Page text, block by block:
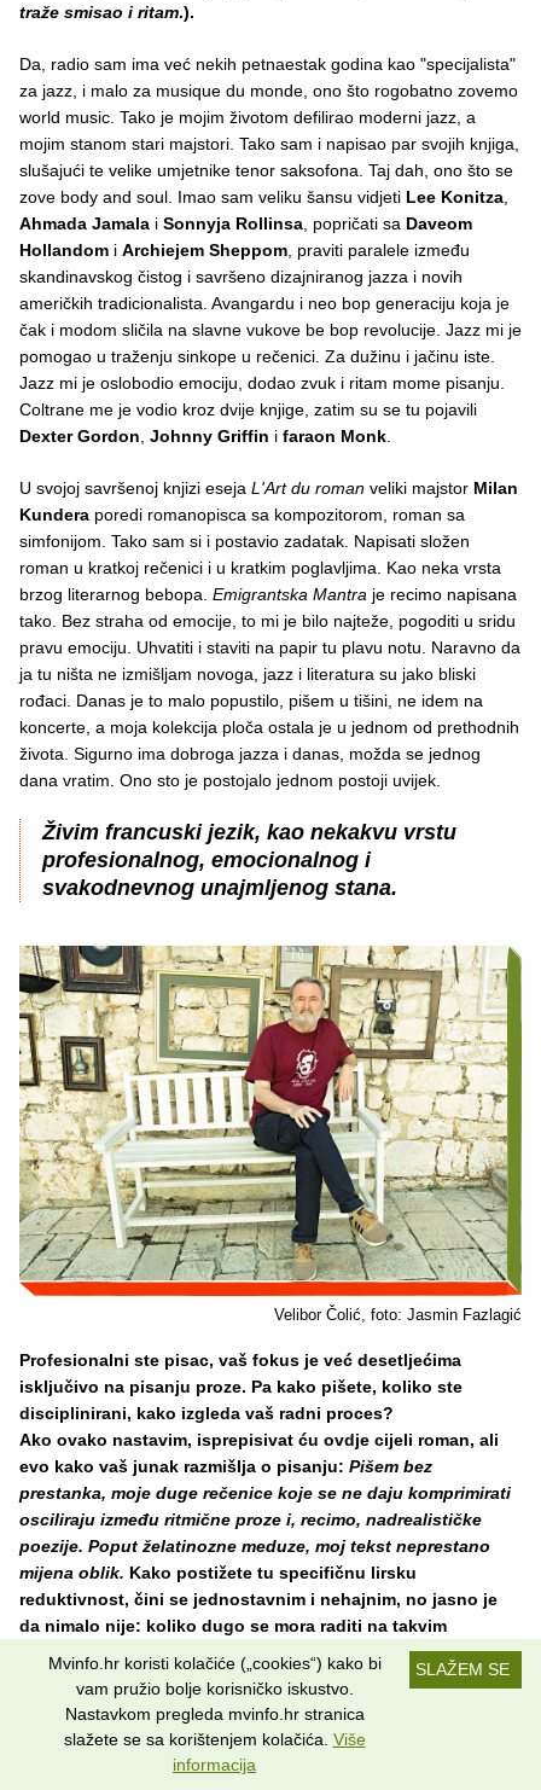
traže smisao i ritam.).
Da, radio sam ima već nekih petnaestak godina kao "specijalista"
za jazz, i malo za musique du monde, ono što rogobatno zovemo
world music. Tako je mojim životom defilirao moderni jazz, a
mojim stanom stari majstori. Tako sam i napisao par svojih knjiga,
slušajući te velike umjetnike tenor saksofona. Taj dah, ono što se
zove body and soul. Imao sam veliku šansu vidjeti Lee Konitza
Ahmada Jamala i Sonnyja Rollinsa , popričati sa Daveom
Hollandom i Archiejem Sheppom , praviti paralele između
skandinavskog čistog i savršeno dizajniranog jazza i novih
američkih tradicionalista. Avangardu i neo bop generaciju koja je
čak i modom sličila na slavne vukove be bop revolucije. Jazz mi je
pomogao u traženju sinkope u rečenici. Za dužinu i jačinu iste.
Jazz mi je oslobodio emociju, dodao zvuk i ritam mome pisanju.
Coltrane me je vodio kroz dvije knjige, zatim su se tu pojavili
Dexter Gordon Johnny Griffin i faraon Monk
U svojoj savršenoj knjizi eseja L'Art du roman veliki majstor Milan
Kundera poredi romanopisca sa kompozitorom, roman sa
simfonijom. Tako sam si i postavio zadatak. Napisati složen
roman u kratkoj rečenici i u kratkim poglavljima. Kao neka vrsta
brzog literarnog bebopa. Emigrantska Mantra je recimo napisana
tako. Bez straha od emocije, to mi je bilo najteže, pogoditi u sridu
pravu emociju. Uhvatiti i staviti na papir tu plavu notu. Naravno da
ja tu ništa ne izmišljam novoga, jazz i literatura su jako bliski
rođaci. Danas je to malo popustilo, pišem u tišini, ne idem na
koncerte, a moja kolekcija ploča ostala je u jednom od prethodnih
života. Sigurno ima dobroga jazza i danas, možda se jednog
dana vratim. Ono sto je postojalo jednom postoji uvijek.
Živim francuski jezik, kao nekakvu vrstu
profesionalnog, emocionalnog i
svakodnevnog unajmljenog stana.
Velibor Čolić, foto: Jasmin Fazlagić
Profesionalni ste pisac, vaš fokus je već desetljećima
isključivo na pisanju proze. Pa kako pišete, koliko ste
disciplinirani, kako izgleda vaš radni proces?
Ako ovako nastavim, isprepisivat ću ovdje cijeli roman, ali
evo kako vaš junak razmišlja o pisanju: Pišem bez
prestanka, moje duge rečenice koje se ne daju komprimirati
osciliraju između ritmične proze i, recimo, nadrealističke
poezije. Poput želatinozne meduze, moj tekst neprestano
mijena oblik. Kako postižete tu specifičnu lirsku
reduktivnost, čini se jednostavnim i nehajnim, no jasno je
da nimalo nije: koliko dugo se mora raditi na takvim
rečenicama, na toj fluidnosti i prirodnosti?
To se ne da naučiti, ali može se usavršiti. Kao što već rekoh moje
oslobađanje emocije u pisanju trajalo je godinama. Koja je
granica između prave emocije i patetike? Prave tuge i pompeznih
SLAŽEM SE
Mvinfo.hr koristi kolačiće („cookies“) kako bi
vam pružio bolje korisničko iskustvo.
Nastavkom pregleda mvinfo.hr stranica
slažete se sa korištenjem kolačića. Više
informacija